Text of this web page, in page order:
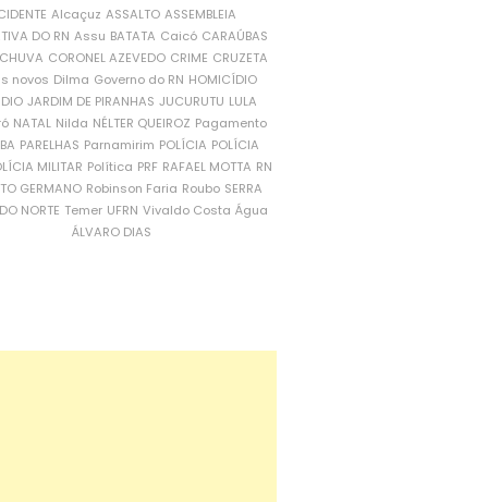
Alcaçuz ASSALTO ASSEMBLEIA
DO RN Assu BATATA Caicó CARAÚBAS
CORONEL AZEVEDO CRIME CRUZETA
novos Dilma Governo do RN HOMICÍDIO
JARDIM DE PIRANHAS JUCURUTU LULA
NATAL Nilda NÉLTER QUEIROZ Pagamento
PARELHAS Parnamirim POLÍCIA POLÍCIA
MILITAR Política PRF RAFAEL MOTTA RN
GERMANO Robinson Faria Roubo SERRA
NORTE Temer UFRN Vivaldo Costa Água
ÁLVARO DIAS